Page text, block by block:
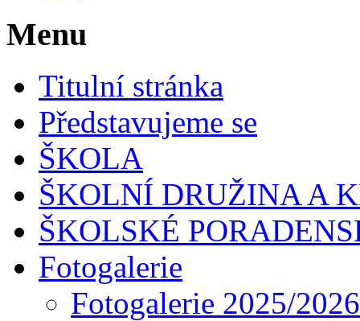
Menu
Titulní stránka
Představujeme se
ŠKOLA
ŠKOLNÍ DRUŽINA A
ŠKOLSKÉ
Fotogalerie
Fotogalerie 2025/2026